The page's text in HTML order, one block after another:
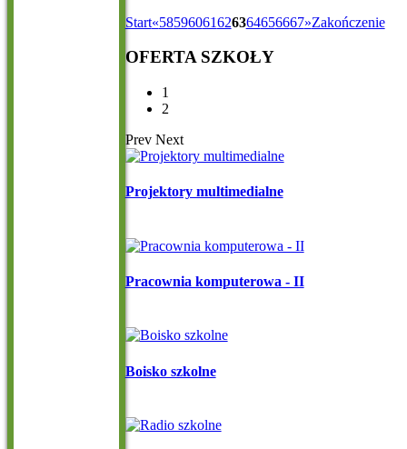
Start«58596061626364656667»Zakończenie
OFERTASZKOŁY
1
2
Prev Next
Projektory multimedialne
Pracownia komputerowa - II
Boisko szkolne